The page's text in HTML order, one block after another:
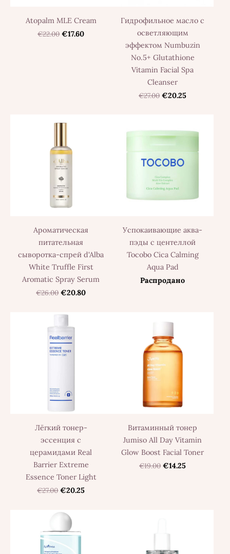
Atopalm MLE Cream
€22.00 €17.60
Гидрофильное масло с
осветляющим
эффектом Numbuzin
No.5+ Glutathione
Vitamin Facial Spa
Cleanser
€27.00 €20.25
Ароматическая
питательная
сыворотка-спрей d'Alba
White Truffle First
Aromatic Spray Serum
€26.00 €20.80
Успокаивающие аква-
пэды с центеллой
Tocobo Cica Calming
Aqua Pad
Распродано
Лёгкий тонер-
эссенция с
церамидами Real
Barrier Extreme
Essence Toner Light
€27.00 €20.25
Витаминный тонер
Jumiso All Day Vitamin
Glow Boost Facial Toner
€19.00 €14.25